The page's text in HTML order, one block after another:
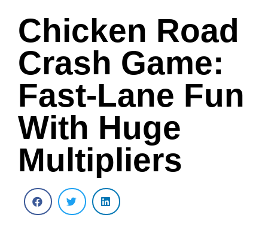
Chicken Road
Crash Game:
Fast‑Lane Fun
With Huge
Multipliers